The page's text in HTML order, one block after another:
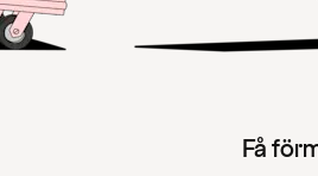
Få